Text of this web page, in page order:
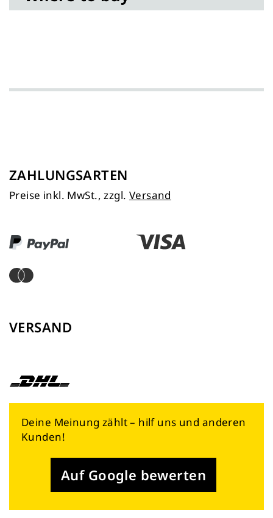
ZAHLUNGSARTEN
Preise inkl. MwSt., zzgl. Versand
VERSAND
Deine Meinung zählt – hilf uns und anderen
Kunden!
Auf Google bewerten